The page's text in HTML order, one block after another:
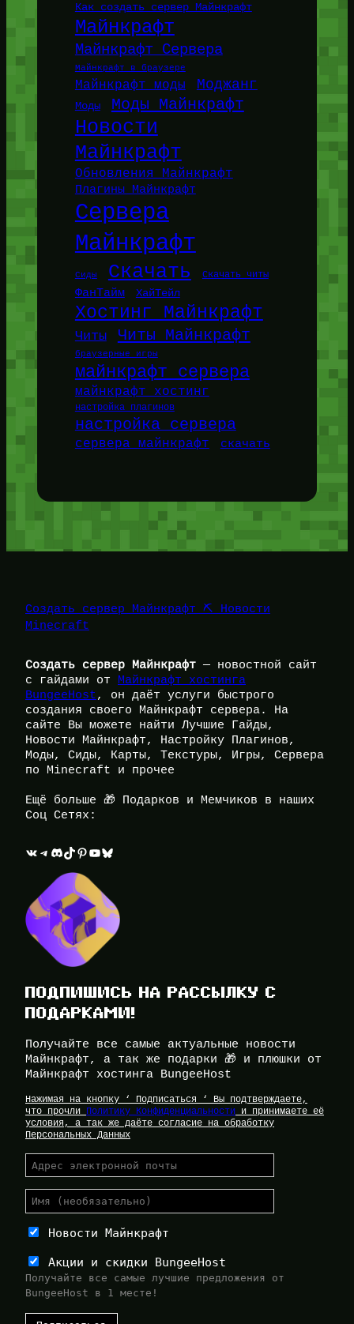
Как создать сервер Майнкрафт
Майнкрафт
Майнкрафт Сервера
Майнкрафт в браузере
Майнкрафт моды Моджанг
Моды Моды Майнкрафт
Новости
Майнкрафт
Обновления Майнкрафт
Плагины Майнкрафт
Сервера
Майнкрафт
Сиды Скачать Скачать читы
ФанТайм ХайТейл
Хостинг Майнкрафт
Читы Читы Майнкрафт
браузерные игры
майнкрафт сервера
майнкрафт хостинг
настройка плагинов
настройка сервера
сервера майнкрафт скачать
Создать сервер Майнкрафт ⛏️ Новости
Minecraft
Создать сервер Майнкрафт — новостной сайт
с гайдами от Майнкрафт хостинга
BungeeHost, он даёт услуги быстрого
создания своего Майнкрафт сервера. На
сайте Вы можете найти Лучшие Гайды,
Новости Майнкрафт, Настройку Плагинов,
Моды, Сиды, Карты, Текстуры, Игры, Сервера
по Minecraft и прочее
Ещё больше 🎁 Подарков и Мемчиков в наших
Соц Сетях:
ВКонтакте Telegram Discord TikTok Pinterest YouTube Bluesky
ПОДПИШИСЬ НА РАССЫЛКУ С
ПОДАРКАМИ!
Получайте все самые актуальные новости
Майнкрафт, а так же подарки 🎁 и плюшки от
Майнкрафт хостинга BungeeHost
Нажимая на кнопку ‘ Подписаться ‘ Вы подтверждаете,
что прочли Политику Конфиденциальности и принимаете её
условия, а так же даёте согласие на обработку
Персональных Данных
Новости Майнкрафт
Акции и скидки BungeeHost
Получайте все самые лучшие предложения от
BungeeHost в 1 месте!